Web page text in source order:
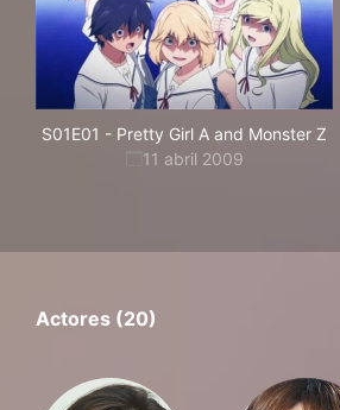
S01E01 - Pretty Girl A and Monster Z
11 abril 2009
Actores (20)